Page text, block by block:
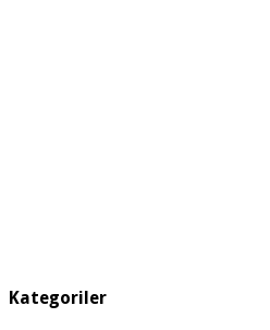
Kategoriler